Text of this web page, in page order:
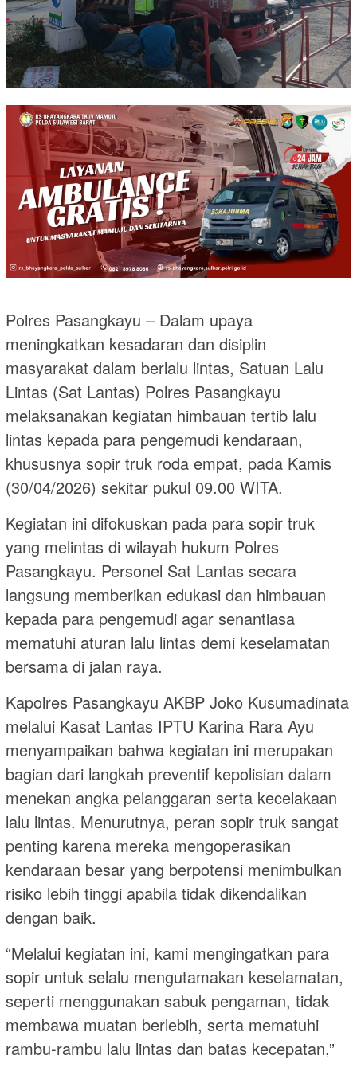
Polres Pasangkayu – Dalam upaya
meningkatkan kesadaran dan disiplin
masyarakat dalam berlalu lintas, Satuan Lalu
Lintas (Sat Lantas) Polres Pasangkayu
melaksanakan kegiatan himbauan tertib lalu
lintas kepada para pengemudi kendaraan,
khususnya sopir truk roda empat, pada Kamis
(30/04/2026) sekitar pukul 09.00 WITA.
Kegiatan ini difokuskan pada para sopir truk
yang melintas di wilayah hukum Polres
Pasangkayu. Personel Sat Lantas secara
langsung memberikan edukasi dan himbauan
kepada para pengemudi agar senantiasa
mematuhi aturan lalu lintas demi keselamatan
bersama di jalan raya.
Kapolres Pasangkayu AKBP Joko Kusumadinata
melalui Kasat Lantas IPTU Karina Rara Ayu
menyampaikan bahwa kegiatan ini merupakan
bagian dari langkah preventif kepolisian dalam
menekan angka pelanggaran serta kecelakaan
lalu lintas. Menurutnya, peran sopir truk sangat
penting karena mereka mengoperasikan
kendaraan besar yang berpotensi menimbulkan
risiko lebih tinggi apabila tidak dikendalikan
dengan baik.
“Melalui kegiatan ini, kami mengingatkan para
sopir untuk selalu mengutamakan keselamatan,
seperti menggunakan sabuk pengaman, tidak
membawa muatan berlebih, serta mematuhi
rambu-rambu lalu lintas dan batas kecepatan,”